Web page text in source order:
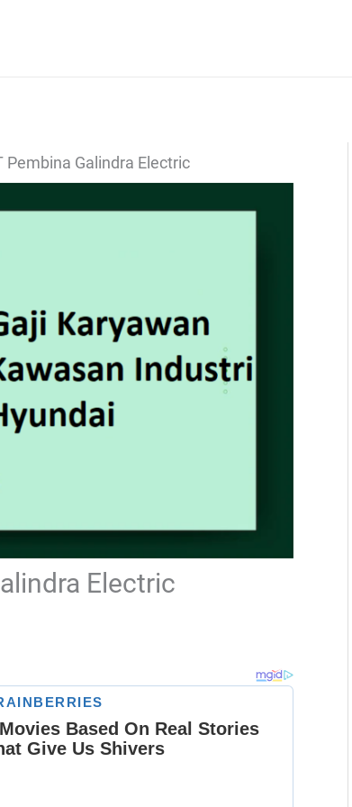
Pembina Galindra Electric
Electric